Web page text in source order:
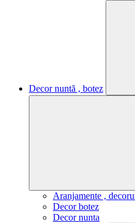
Decor nuntă , botez
Aranjamente ,
Decor botez
Decor nunta